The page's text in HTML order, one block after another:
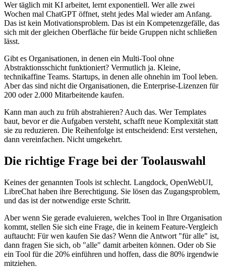
Wer täglich mit KI arbeitet, lernt exponentiell. Wer alle zwei
Wochen mal ChatGPT öffnet, steht jedes Mal wieder am Anfang.
Das ist kein Motivationsproblem. Das ist ein Kompetenzgefälle, das
sich mit der gleichen Oberfläche für beide Gruppen nicht schließen
lässt.
Gibt es Organisationen, in denen ein Multi-Tool ohne
Abstraktionsschicht funktioniert? Vermutlich ja. Kleine,
technikaffine Teams. Startups, in denen alle ohnehin im Tool leben.
Aber das sind nicht die Organisationen, die Enterprise-Lizenzen für
200 oder 2.000 Mitarbeitende kaufen.
Kann man auch zu früh abstrahieren? Auch das. Wer Templates
baut, bevor er die Aufgaben versteht, schafft neue Komplexität statt
sie zu reduzieren. Die Reihenfolge ist entscheidend: Erst verstehen,
dann vereinfachen. Nicht umgekehrt.
Die richtige Frage bei der Toolauswahl
Keines der genannten Tools ist schlecht. Langdock, OpenWebUI,
LibreChat haben ihre Berechtigung. Sie lösen das Zugangsproblem,
und das ist der notwendige erste Schritt.
Aber wenn Sie gerade evaluieren, welches Tool in Ihre Organisation
kommt, stellen Sie sich eine Frage, die in keinem Feature-Vergleich
auftaucht: Für wen kaufen Sie das? Wenn die Antwort "für alle" ist,
dann fragen Sie sich, ob "alle" damit arbeiten können. Oder ob Sie
ein Tool für die 20% einführen und hoffen, dass die 80% irgendwie
mitziehen.